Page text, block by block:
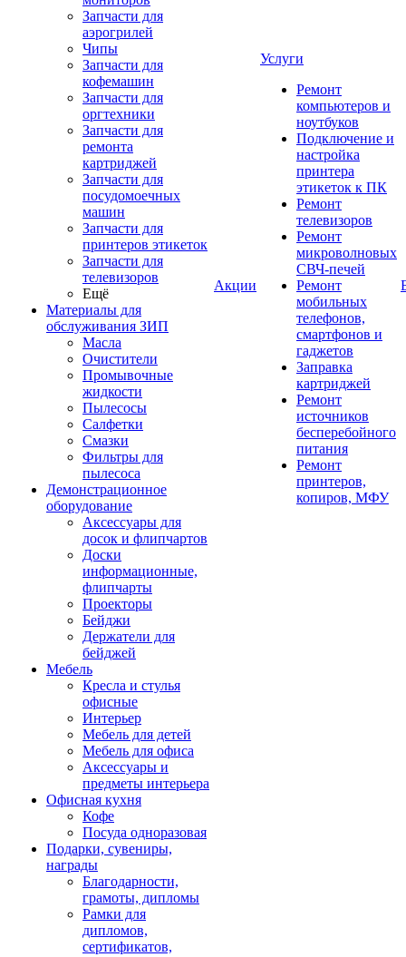
Запчасти для
аэрогрилей
Чипы
Запчасти для
кофемашин
Запчасти для
оргтехники
Запчасти для
ремонта
картриджей
Запчасти для
посудомоечных
машин
Запчасти для
принтеров этикеток
Запчасти для
телевизоров
Ещё
Материалы для
обслуживания ЗИП
Масла
Очистители
Промывочные
жидкости
Пылесосы
Салфетки
Смазки
Фильтры для
пылесоса
Демонстрационное
оборудование
Аксессуары для
досок и флипчартов
Доски
информационные,
флипчарты
Проекторы
Бейджи
Держатели для
бейджей
Мебель
Кресла и стулья
офисные
Интерьер
Мебель для детей
Мебель для офиса
Аксессуары и
предметы интерьера
Офисная кухня
Кофе
Посуда одноразовая
Подарки, сувениры,
награды
Благодарности,
грамоты, дипломы
Рамки для
дипломов,
сертификатов,
Акции
Услуги
Ремонт
компьютеров и
ноутбуков
Подключение и
настройка
принтера
этикеток к ПК
Ремонт
телевизоров
Ремонт
микроволновых
СВЧ-печей
Ремонт
мобильных
телефонов,
смартфонов и
гаджетов
Заправка
картриджей
Ремонт
источников
бесперебойного
питания
Ремонт
принтеров,
копиров, МФУ